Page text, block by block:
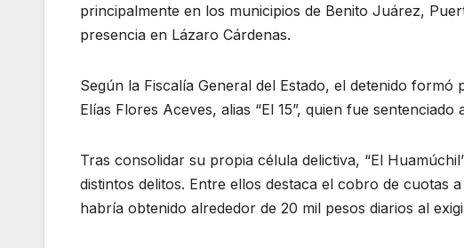
principalmente en los municipios de Benito Juárez,
presencia en Lázaro Cárdenas.
Según la Fiscalía General del Estado, el detenido
Elías Flores Aceves, alias “El 15”, quien fue
Tras consolidar su propia célula delictiva, “El
distintos delitos. Entre ellos destaca el cobro de cuotas
habría obtenido alrededor de 20 mil pesos diarios al